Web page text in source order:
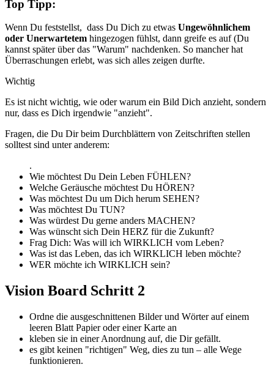
Top Tipp:
Wenn Du feststellst, dass Du Dich zu etwas Ungewöhnlichem
oder Unerwartetem hingezogen fühlst, dann greife es auf (Du
kannst später über das "Warum" nachdenken. So mancher hat
Überraschungen erlebt, was sich alles zeigen durfte.
Wichtig
Es ist nicht wichtig, wie oder warum ein Bild Dich anzieht, sondern
nur, dass es Dich irgendwie "anzieht".
Fragen, die Du Dir beim Durchblättern von Zeitschriften stellen
solltest sind unter anderem:
.
Wie möchtest Du Dein Leben FÜHLEN?
Welche Geräusche möchtest Du HÖREN?
Was möchtest Du um Dich herum SEHEN?
Was möchtest Du TUN?
Was würdest Du gerne anders MACHEN?
Was wünscht sich Dein HERZ für die Zukunft?
Frag Dich: Was will ich WIRKLICH vom Leben?
Was ist das Leben, das ich WIRKLICH leben möchte?
WER möchte ich WIRKLICH sein?
Vision Board Schritt 2
Ordne die ausgeschnittenen Bilder und Wörter auf einem
leeren Blatt Papier oder einer Karte an
kleben sie in einer Anordnung auf, die Dir gefällt.
es gibt keinen "richtigen" Weg, dies zu tun – alle Wege
funktionieren.